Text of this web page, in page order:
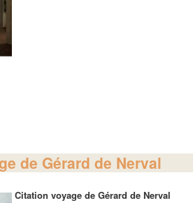
de Gérard de Nerval
Citation voyage de Gérard de Nerval